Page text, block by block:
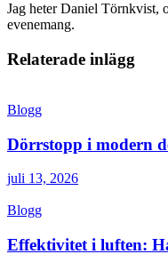
Jag heter Daniel Törnkvist,
evenemang.
Relaterade inlägg
Blogg
Dörrstopp i modern
juli 13, 2026
Blogg
Effektivitet i luften: